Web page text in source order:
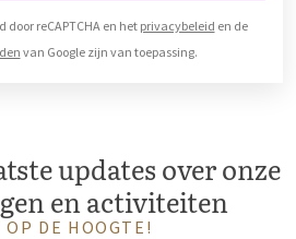
door reCAPTCHA en het privacybeleid en de
van Google zijn van toepassing.
updates over onze
en activiteiten
DE HOOGTE!